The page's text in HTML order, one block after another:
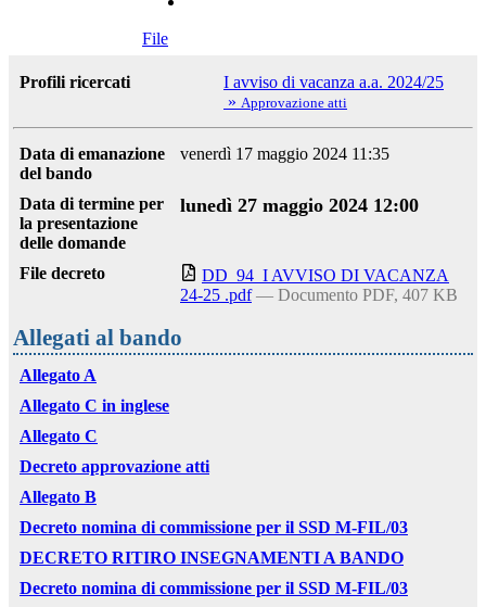
File
Profili ricercati
I avviso di vacanza a.a. 2024/25
» Approvazione atti
Data di emanazione
del bando
venerdì 17 maggio 2024 11:35
Data di termine per
la presentazione
delle domande
lunedì 27 maggio 2024 12:00
File decreto
DD_94_I AVVISO DI VACANZA
24-25 .pdf — Documento PDF, 407 KB
Allegati al bando
Allegato A
Allegato C in inglese
Allegato C
Decreto approvazione atti
Allegato B
Decreto nomina di commissione per il SSD M-FIL/03
DECRETO RITIRO INSEGNAMENTI A BANDO
Decreto nomina di commissione per il SSD M-FIL/03